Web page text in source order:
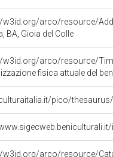
w3id.org/arco/resource/
BA, Gioia del Colle
w3id.org/arco/resource/
fisica attuale del
pico/thesaurus/
w3id.org/arco/resource/